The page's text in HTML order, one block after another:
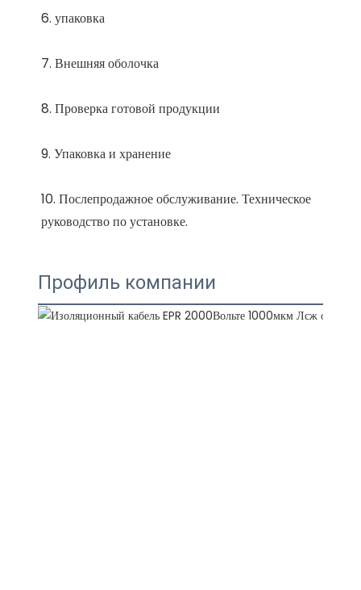
10. Послепродажное обслуживание. Техническое
Профиль компании